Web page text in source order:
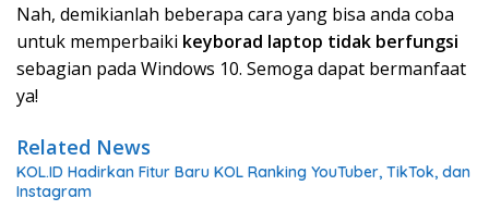
Nah, demikianlah beberapa cara yang bisa anda coba
untuk memperbaiki keyborad laptop tidak berfungsi
sebagian pada Windows 10. Semoga dapat bermanfaat
ya!
Related News
KOL.ID Hadirkan Fitur Baru KOL Ranking YouTuber, TikTok, dan
Instagram